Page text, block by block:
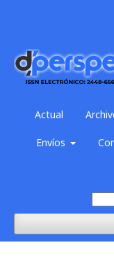
Actual
Envíos